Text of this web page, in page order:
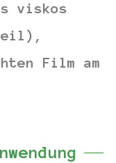
viskos
Film am